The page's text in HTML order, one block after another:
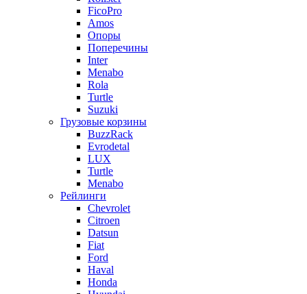
FicoPro
Amos
Опоры
Поперечины
Inter
Menabo
Rola
Turtle
Suzuki
Грузовые корзины
BuzzRack
Evrodetal
LUX
Turtle
Menabo
Рейлинги
Chevrolet
Citroen
Datsun
Fiat
Ford
Haval
Honda